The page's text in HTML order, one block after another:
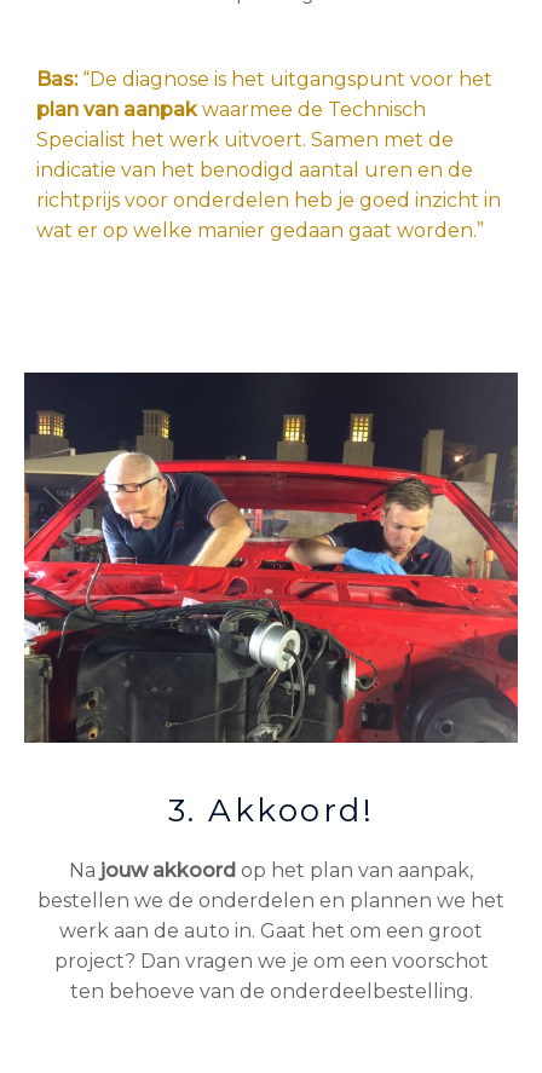
Bas:“De diagnose is het uitgangspunt voor het
plan van aanpak waarmee de Technisch
Specialist het werk uitvoert. Samen met de
indicatie van het benodigd aantal uren en de
richtprijs voor onderdelen heb je goed inzicht in
wat er op welke manier gedaan gaat worden.”
3. Akkoord!
Na jouw akkoord op het plan van aanpak,
bestellen we de onderdelen en plannen we het
werk aan de auto in. Gaat het om een groot
project? Dan vragen we je om een voorschot
ten behoeve van de onderdeelbestelling.